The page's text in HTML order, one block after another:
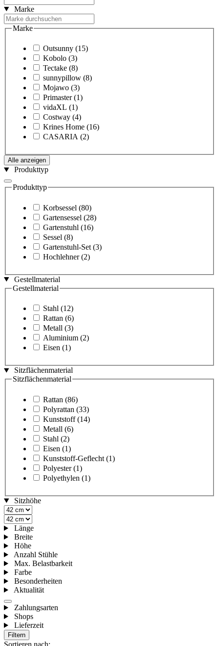
Marke
Marke
Outsunny (15)
Kobolo (3)
Tectake (8)
sunnypillow (8)
Mojawo (3)
Primaster (1)
vidaXL (1)
Costway (4)
Krines Home (16)
CASARIA (2)
Alle anzeigen
Produkttyp
Produkttyp
Korbsessel (80)
Gartensessel (28)
Gartenstuhl (16)
Sessel (8)
Gartenstuhl-Set (3)
Hochlehner (2)
Gestellmaterial
Gestellmaterial
Stahl (12)
Rattan (6)
Metall (3)
Aluminium (2)
Eisen (1)
Sitzflächenmaterial
Sitzflächenmaterial
Rattan (86)
Polyrattan (33)
Kunststoff (14)
Metall (6)
Stahl (2)
Eisen (1)
Kunststoff-Geflecht (1)
Polyester (1)
Polyethylen (1)
Sitzhöhe
Länge
Breite
Höhe
Anzahl Stühle
Max. Belastbarkeit
Farbe
Besonderheiten
Aktualität
Zahlungsarten
Shops
Lieferzeit
Filtern
Sortieren nach: